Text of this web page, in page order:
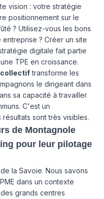
vision : votre stratégie
positionnement sur le
? Utilisez-vous les bons
? Créer un site
digitale fait partie
TPE en croissance.
collectiftransforme les
le dirigeant dans
sa capacité à travailler
C'est un
sont très visibles.
de Montagnole
pour leur pilotage
la Savoie. Nous savons
dans un contexte
grands centres